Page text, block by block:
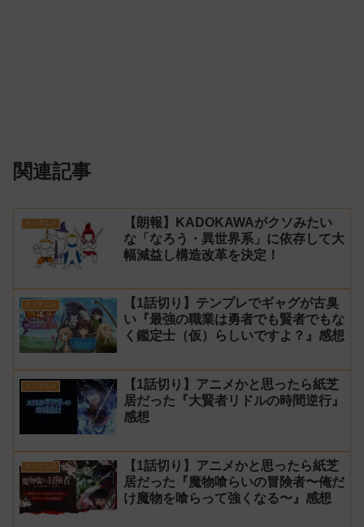
関連記事
クソアニメ
【朗報】KADOKAWAがクソみたい
な「なろう・異世界系」に依存して大
幅減益し構造改革を決定！
クソアニメ
【1話切り】テンプレでギャグが古臭
い『最強の職業は勇者でも賢者でもな
く鑑定士（仮）らしいですよ？』感想
クソアニメ
【1話切り】アニメかと思ったら紙芝
居だった『大賢者リドルの時間逆行』
感想
クソアニメ
【1話切り】アニメかと思ったら紙芝
居だった『魔物喰らいの冒険者〜俺だ
け魔物を喰らって強くなる〜』感想